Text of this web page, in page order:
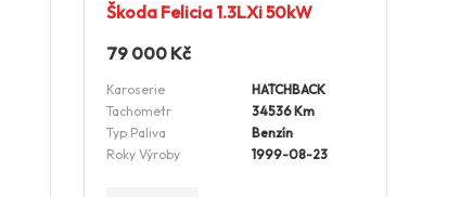
Škoda Felicia 1.3LXi 50kW
79 000 Kč
Karoserie
HATCHBACK
Tachometr
34536 Km
Typ Paliva
Benzín
Roky Výroby
1999-08-23